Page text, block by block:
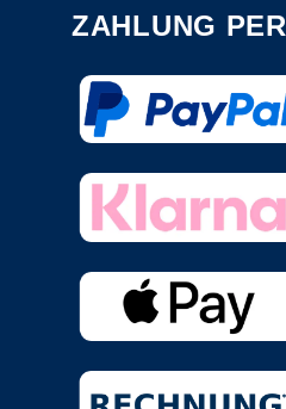
ZAHLUNG PER